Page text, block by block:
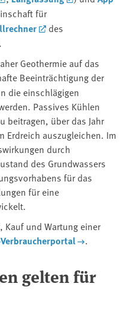
für
des
Geothermie auf das
Beeinträchtigung der
die einschlägigen
Passives Kühlen
beitragen, über das Jahr
Erdreich auszugleichen. Im
durch
des Grundwassers
für das
für eine
Kauf und Wartung einer
Verbraucherportal .
gelten für